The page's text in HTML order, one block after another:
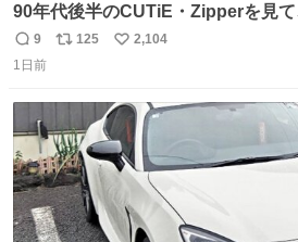
90年代後半のCUTiE・Zipperを見
「令和」に再現した22歳🍓 身につけてるものは全て90年代
後半のお洋服❤︎
返
信
9
リ
数
125
い
数
2,104
1日前